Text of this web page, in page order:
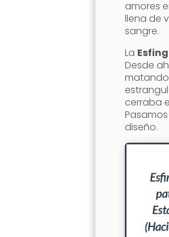
amores
llena de
sangre.
La
Desde
cerraba
diseño.